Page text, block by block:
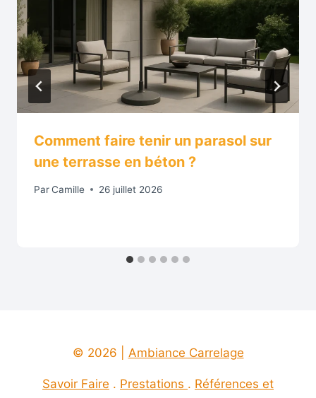
Comment faire tenir un parasol sur
une terrasse en béton ?
ParCamille 26 juillet 2026
© 2026 | Ambiance Carrelage
Savoir Faire . Prestations . Références et